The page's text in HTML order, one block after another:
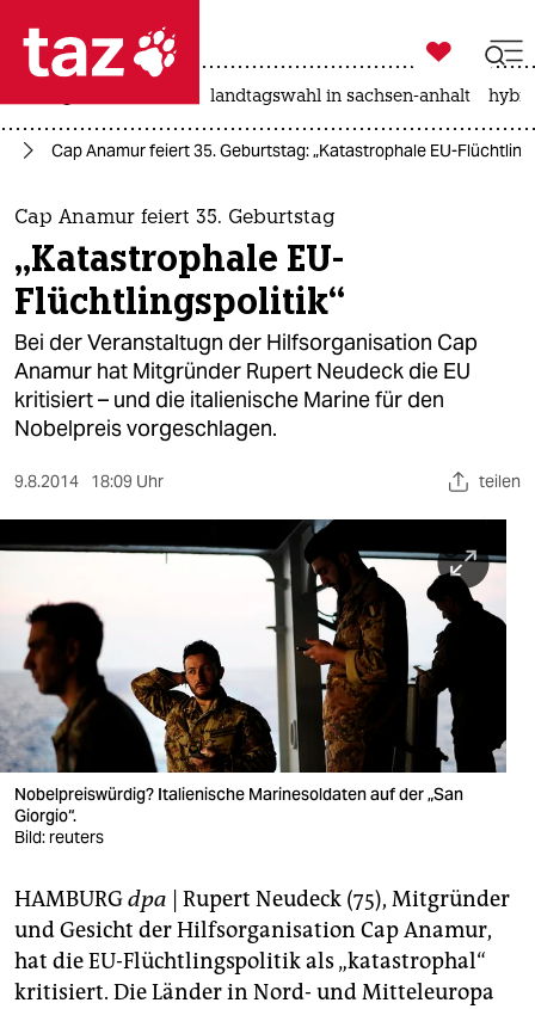
 taz zahl ich
taz zahl ich
themen
politik
öko
gesellschaft
kultur
sport
berlin
wahrheit
verlag
verlag
veranstaltungen
shop
fragen & hilfe
unterstützen
abo

taz zahl ich
landtagswahl in sachsen-anhalt
Cap Anamur feiert 35. Geburtstag: „Katastrophale EU-
Cap Anamur feiert 35. Geburtstag
„Katastrophale EU-
Flüchtlingspolitik“
Bei der Veranstaltugn der Hilfsorganisation Cap
Anamur hat Mitgründer Rupert Neudeck die EU
kritisiert – und die italienische Marine für den
Nobelpreis vorgeschlagen.
9.8.2014 18:09 Uhr teilen
Nobelpreiswürdig? Italienische Marinesoldaten auf der „San
Giorgio“.
Bild: reuters
HAMBURGdpa | Rupert Neudeck (75), Mitgründer
und Gesicht der Hilfsorganisation Cap Anamur,
hat die EU-Flüchtlingspolitik als „katastrophal“
kritisiert. Die Länder in Nord- und Mitteleuropa